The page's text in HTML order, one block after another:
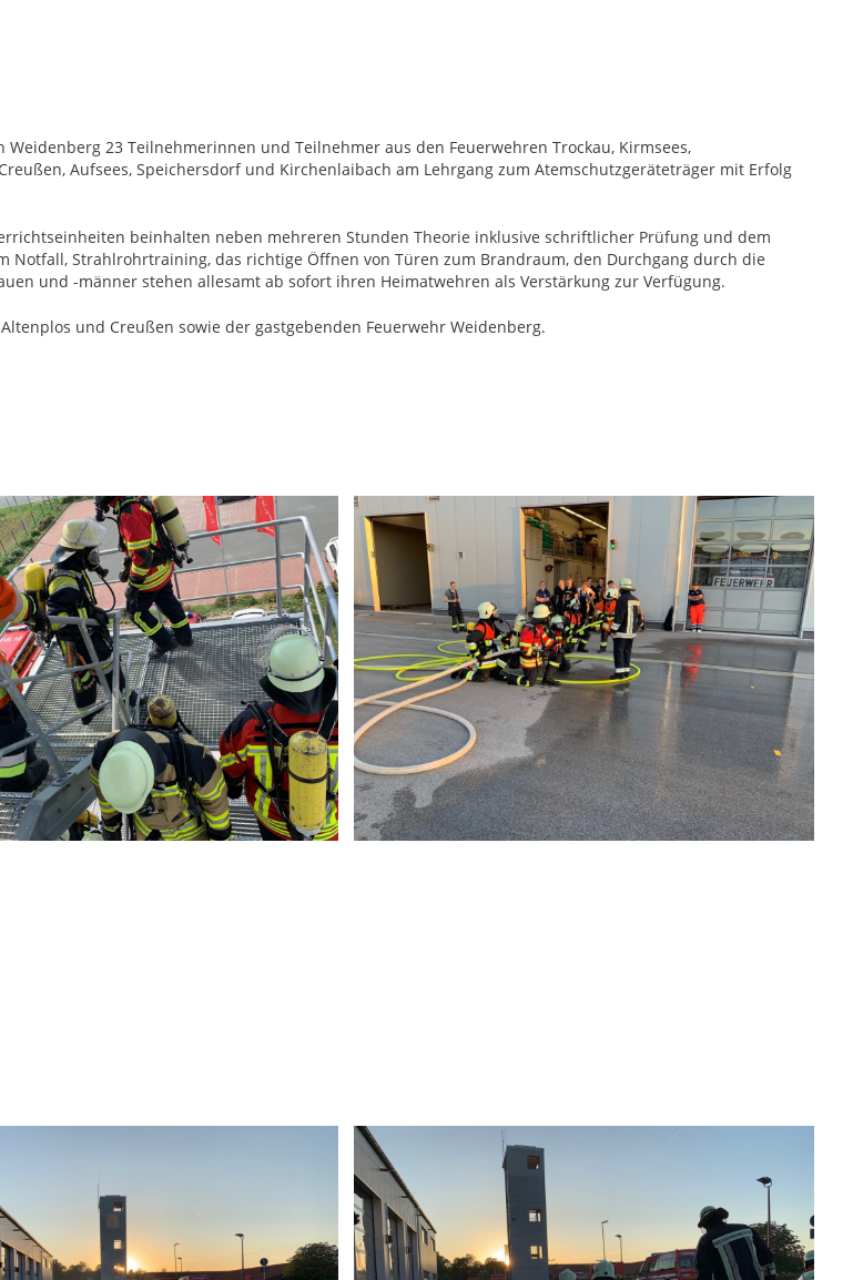
23 Teilnehmerinnen und Teilnehmer aus den Feuerwehren Trockau, Kirmsees,
Aufsees, Speichersdorf und Kirchenlaibach am Lehrgang zum Atemschutzgeräteträger mit Erfolg
beinhalten neben mehreren Stunden Theorie inklusive schriftlicher Prüfung und dem
Notfall, Strahlrohrtraining, das richtige Öffnen von Türen zum Brandraum, den Durchgang durch die
und -männer stehen allesamt ab sofort ihren Heimatwehren als Verstärkung zur Verfügung.
und Creußen sowie der gastgebenden Feuerwehr Weidenberg.